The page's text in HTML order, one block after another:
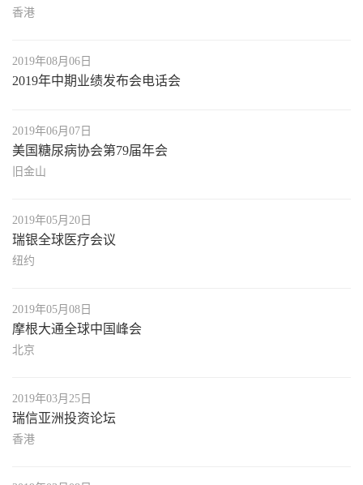
香港
2019年08月06日
2019年中期业绩发布会电话会
2019年06月07日
美国糖尿病协会第79届年会
旧金山
2019年05月20日
瑞银全球医疗会议
纽约
2019年05月08日
摩根大通全球中国峰会
北京
2019年03月25日
瑞信亚洲投资论坛
香港